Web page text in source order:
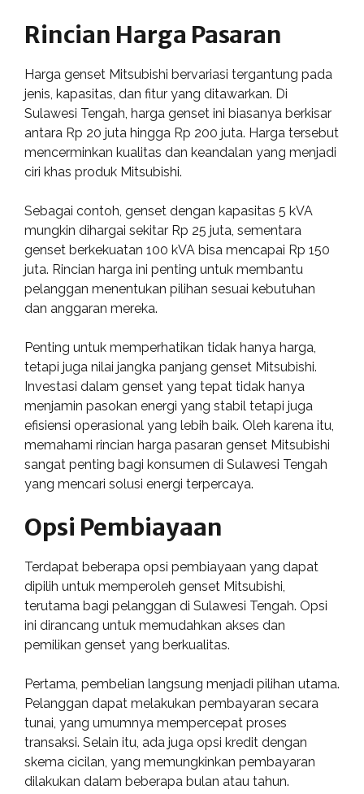
Rincian Harga Pasaran
Harga genset Mitsubishi bervariasi tergantung pada
jenis, kapasitas, dan fitur yang ditawarkan. Di
Sulawesi Tengah, harga genset ini biasanya berkisar
antara Rp 20 juta hingga Rp 200 juta. Harga tersebut
mencerminkan kualitas dan keandalan yang menjadi
ciri khas produk Mitsubishi.
Sebagai contoh, genset dengan kapasitas 5 kVA
mungkin dihargai sekitar Rp 25 juta, sementara
genset berkekuatan 100 kVA bisa mencapai Rp 150
juta. Rincian harga ini penting untuk membantu
pelanggan menentukan pilihan sesuai kebutuhan
dan anggaran mereka.
Penting untuk memperhatikan tidak hanya harga,
tetapi juga nilai jangka panjang genset Mitsubishi.
Investasi dalam genset yang tepat tidak hanya
menjamin pasokan energi yang stabil tetapi juga
efisiensi operasional yang lebih baik. Oleh karena itu,
memahami rincian harga pasaran genset Mitsubishi
sangat penting bagi konsumen di Sulawesi Tengah
yang mencari solusi energi terpercaya.
Opsi Pembiayaan
Terdapat beberapa opsi pembiayaan yang dapat
dipilih untuk memperoleh genset Mitsubishi,
terutama bagi pelanggan di Sulawesi Tengah. Opsi
ini dirancang untuk memudahkan akses dan
pemilikan genset yang berkualitas.
Pertama, pembelian langsung menjadi pilihan utama.
Pelanggan dapat melakukan pembayaran secara
tunai, yang umumnya mempercepat proses
transaksi. Selain itu, ada juga opsi kredit dengan
skema cicilan, yang memungkinkan pembayaran
dilakukan dalam beberapa bulan atau tahun.